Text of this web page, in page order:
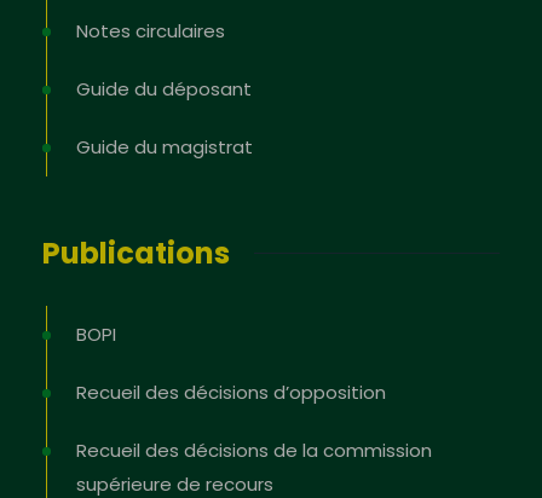
Notes circulaires
Guide du déposant
Guide du magistrat
Publications
BOPI
Recueil des décisions d’opposition
Recueil des décisions de la commission
supérieure de recours